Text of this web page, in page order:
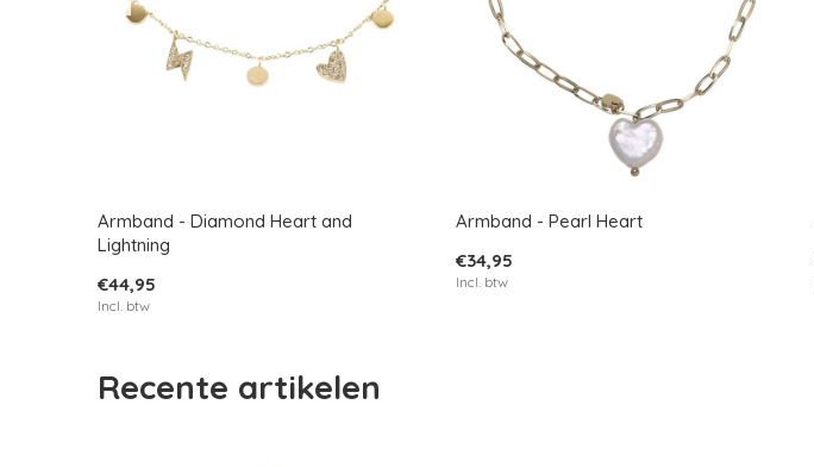
Armband - Diamond Heart and
Lightning
€44,95
Incl. btw
Armband - Pearl Heart
€34,95
Incl. btw
Recente artikelen